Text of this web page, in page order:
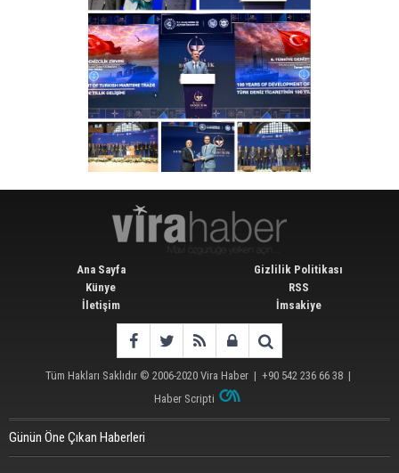
Ana Sayfa
Künye
İletişim
Gizlilik Politikası
RSS
İmsakiye
Tüm Hakları Saklıdır © 2006-2020 Vira Haber | +90 542 236 66 38 |
Haber Scripti
Günün Öne Çıkan Haberleri